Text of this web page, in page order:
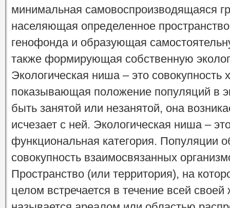
минимальная самовоспроизводящаяся
населяющая определенное
генофонда и образующая
также формирующая собственную
Экологическая ниша – это совокупность
показывающая положение популяций в
быть занятой или незанятой, она
исчезает с ней. Экологическая ниша –
функциональная категория. Популяции
совокупность взаимосвязанных
Пространство (или территория), на
целом встречается в течение всей своей